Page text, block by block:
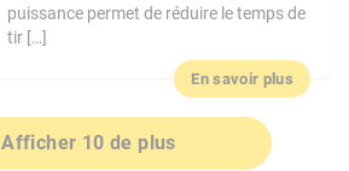
puissance permet de réduire le temps de
tir […]
En savoir plus
Afficher 10 de plus